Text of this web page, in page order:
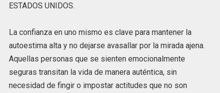
ESTADOS UNIDOS.
La confianza en uno mismo es clave para mantener la
autoestima alta y no dejarse avasallar por la mirada ajena.
Aquellas personas que se sienten emocionalmente
seguras transitan la vida de manera auténtica, sin
necesidad de fingir o impostar actitudes que no son